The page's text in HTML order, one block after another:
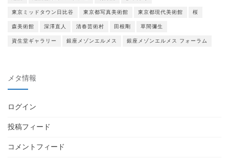
東京ミッドタウン日比谷 東京都写真美術館 東京都現代美術館 桜
森美術館 深澤直人 清春芸術村 田根剛 草間彌生
資生堂ギャラリー 銀座メゾンエルメス 銀座メゾンエルメス フォーラム
メタ情報
ログイン
投稿フィード
コメントフィード